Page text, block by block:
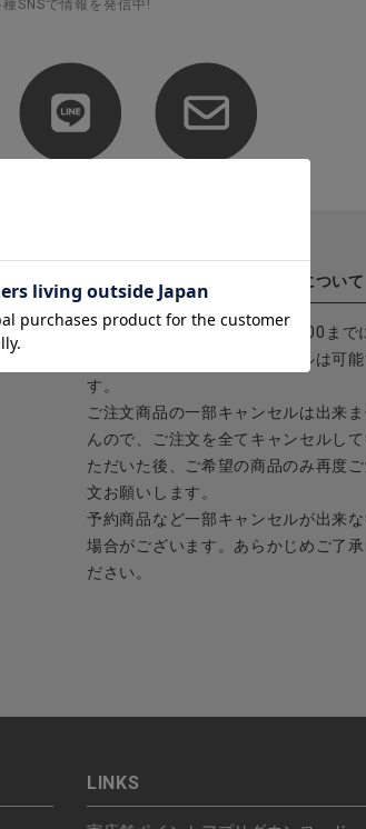
種SNSで情報を発信中!
注文内容の変更・キャンセルについて
ご注文日当日から翌日のAM9:00まで
ご連絡頂いた場合はキャンセルは可
す。
ご注文商品の一部キャンセルは出来
んので、ご注文を全てキャンセルし
ただいた後、ご希望の商品のみ再度
文お願いします。
予約商品など一部キャンセルが出来な
場合がございます。あらかじめご了承
ださい。
LINKS